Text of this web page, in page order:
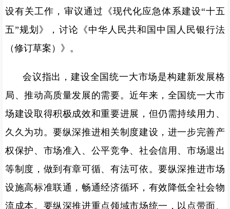
设有关工作，审议通过《现代化应急体系建设“十五
五”规划》，讨论《中华人民共和国中国人民银行法
（修订草案）》。
会议指出，建设全国统一大市场是构建新发展格
局、推动高质量发展的需要。近年来，全国统一大市
场建设取得积极成效和重要进展，但仍需持续用力、
久久为功。要纵深推进相关制度建设，进一步完善产
权保护、市场准入、公平竞争、社会信用、市场退出
等制度，做到有章可循、有法可依。要纵深推进市场
设施高标准联通，畅通经济循环，有效降低全社会物
流成本。要纵深推进重点领域市场统一，以点带面、